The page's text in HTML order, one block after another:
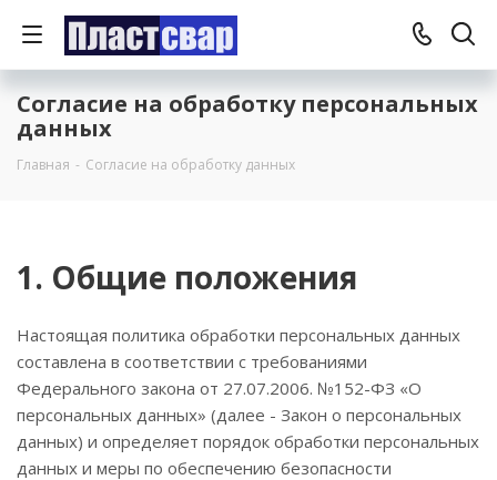
Согласие на обработку персональных
данных
Главная - Согласие на обработку данных
1. Общие положения
Настоящая политика обработки персональных данных
составлена в соответствии с требованиями
Федерального закона от 27.07.2006. №152-ФЗ «О
персональных данных» (далее - Закон о персональных
данных) и определяет порядок обработки персональных
данных и меры по обеспечению безопасности